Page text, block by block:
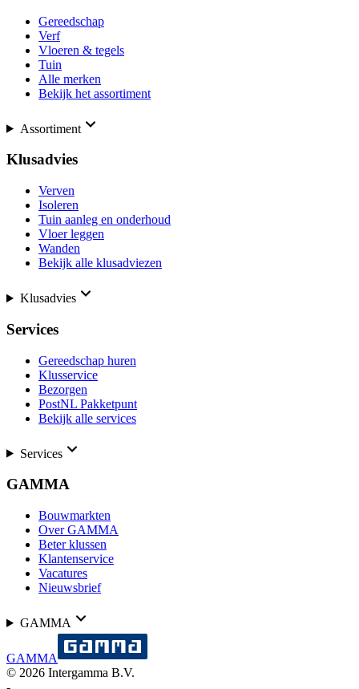
Gereedschap
Verf
Vloeren & tegels
Tuin
Alle merken
Bekijk het assortiment
Assortiment
Klusadvies
Verven
Isoleren
Tuin aanleg en onderhoud
Vloer leggen
Wanden
Bekijk alle klusadviezen
Klusadvies
Services
Gereedschap huren
Klusservice
Bezorgen
PostNL Pakketpunt
Bekijk alle services
Services
GAMMA
Bouwmarkten
Over GAMMA
Beter klussen
Klantenservice
Vacatures
Nieuwsbrief
GAMMA
GAMMA
© 2026 Intergamma B.V.